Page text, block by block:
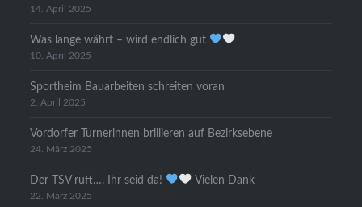
14. April 2025
Was lange währt – wird endlich gut
10. April 2025
Sportheim Bauarbeiten schreiten voran
2. April 2025
Vordorfer Turnerinnen brillieren auf Bezirksebene
24. März 2025
Der TSV ruft…. Ihr seid da! Vielen Dank
22. März 2025